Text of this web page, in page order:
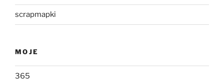
scrapmapki
MOJE
365